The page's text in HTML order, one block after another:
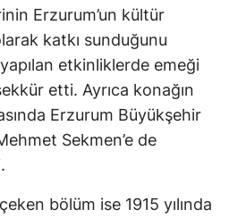
Erzurum’un kültür
katkı sunduğunu
etkinliklerde emeği
etti. Ayrıca konağın
Erzurum Büyükşehir
Sekmen’e de
bölüm ise 1915 yılında